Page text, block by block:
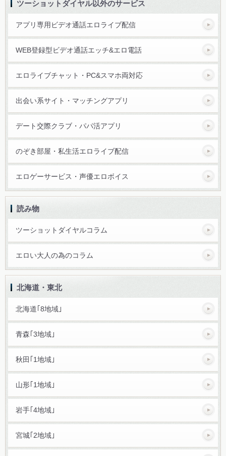
ツーショットダイヤル以外のサービス
アプリ専用ビデオ通話エロライブ配信
WEB登録型ビデオ通話エッチ&エロ電話
エロライブチャット・PC&スマホ両対応
出会い系サイト・マッチングアプリ
デート交際クラブ・パパ活アプリ
のぞき部屋・私生活エロライブ配信
エロゲーサービス・声優エロボイス
読み物
ツーショットダイヤルコラム
エロい大人の為のコラム
北海道・東北
北海道｢8地域｣
青森｢3地域｣
秋田｢1地域｣
山形｢1地域｣
岩手｢4地域｣
宮城｢2地域｣